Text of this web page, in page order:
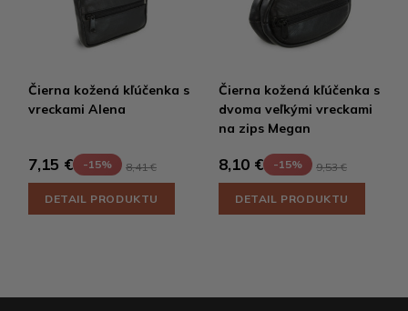
Čierna kožená kľúčenka s
vreckami Alena
7,15 € -15% 8,41 €
DETAIL PRODUKTU
Čierna kožená kľúčenka s
dvoma veľkými vreckami
na zips Megan
8,10 € -15% 9,53 €
DETAIL PRODUKTU